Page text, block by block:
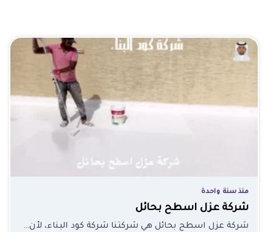
منذ سنة واحدة
شركة عزل اسطح بحائل
شركة عزل اسطح بحائل هي شركتنا شركة كود البناء، لأن…